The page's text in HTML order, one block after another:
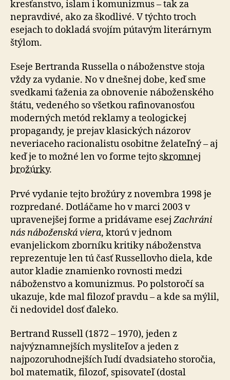
kresťanstvo, islam i komunizmus – tak za
nepravdivé, ako za škodlivé. V týchto troch
esejach to dokladá svojím pútavým literárnym
štýlom.
Eseje Bertranda Russella o náboženstve stoja
vždy za vydanie. No v dnešnej dobe, keď sme
svedkami ťaženia za obnovenie náboženského
štátu, vedeného so všetkou rafinovanosťou
moderných metód reklamy a teologickej
propagandy, je prejav klasických názorov
neveriaceho racionalistu osobitne želateľný – aj
keď je to možné len vo forme tejtoskromnej
brožúrky.
Prvé vydanie tejto brožúry z novembra 1998 je
rozpredané. Dotláčame ho v marci 2003 v
upravenejšej forme a pridávame esejZachráni
nás náboženská viera, ktorú v jednom
evanjelickom zborníku kritiky náboženstva
reprezentuje len tú časť Russellovho diela, kde
autor kladie znamienko rovnosti medzi
náboženstvo a komunizmus. Po polstoročí sa
ukazuje, kde mal filozof pravdu – a kde sa mýlil,
či nedovidel dosť ďaleko.
Bertrand Russell (1872 – 1970), jeden z
najvýznamnejších mysliteľov a jeden z
najpozoruhodnejších ľudí dvadsiateho storočia,
bol matematik, filozof, spisovateľ (dostal